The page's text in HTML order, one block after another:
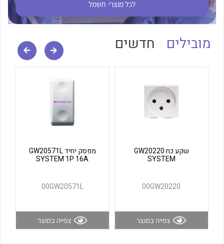
לכל מוצרי חשמל
מובילים חדשים
שקע כח GW20220
SYSTEM
00GW20220
צפייה במוצר
מפסק יחיד GW20571L
SYSTEM 1P 16A
00GW20571L
צפייה במוצר